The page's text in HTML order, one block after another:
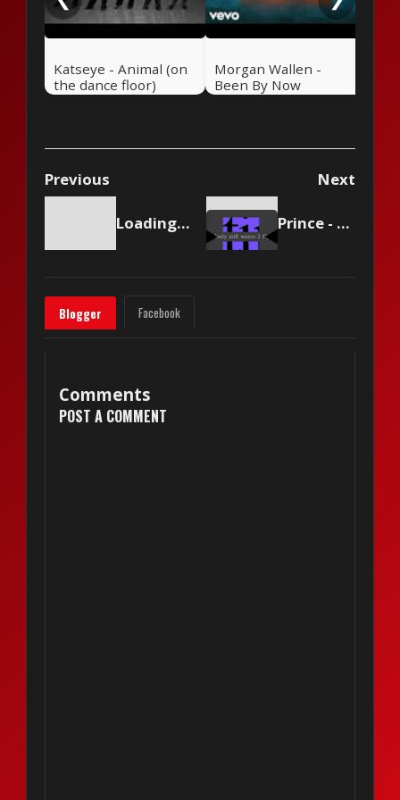
Katseye - Animal (on
the dance floor)
Morgan Wallen -
Been By Now
Previous Next
Loading content... Prince - Sign 'O' The Times
Blogger Facebook
Comments
POST A COMMENT